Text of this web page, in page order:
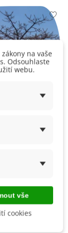
- Lahvový
na vaše
Odsouhlaste
webu.
vše
cookies